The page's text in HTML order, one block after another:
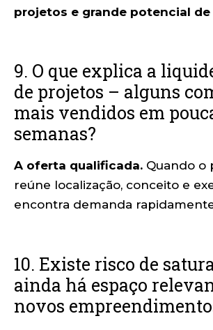
projetos e grande potencial de
9. O que explica a
de projetos – alguns
mais vendidos em
semanas?
A oferta qualificada. Quando o
reúne localização, conceito e
encontra demanda
10. Existe risco de
ainda há espaço
novos